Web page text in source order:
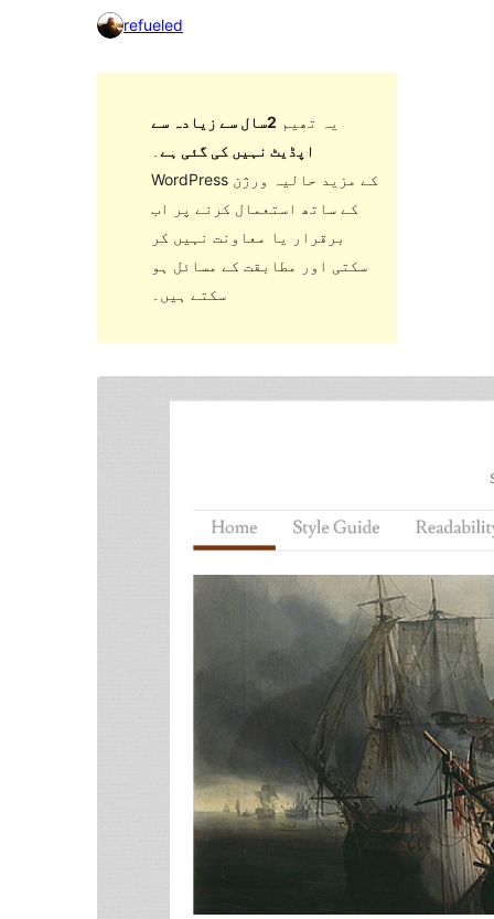
refueled
یہ تھیم
2سال سے زیادہ سے
اپڈیٹ نہیں کی گئی ہے
WordPress کے مزید حالیہ ورژن
کے ساتھ استعمال کرنے پر اب
برقرار یا معاونت نہیں کر
سکتی اور مطابقت کے مسائل ہو
سکتے ہیں۔